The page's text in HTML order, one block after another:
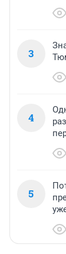
3
4
5